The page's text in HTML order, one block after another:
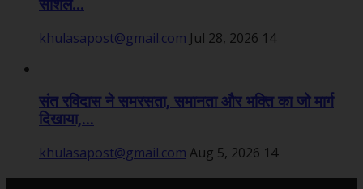
सोशल...
khulasapost@gmail.com Jul 28, 2026 14
संत रविदास ने समरसता, समानता और भक्ति का जो मार्ग
दिखाया,...
khulasapost@gmail.com Aug 5, 2026 14